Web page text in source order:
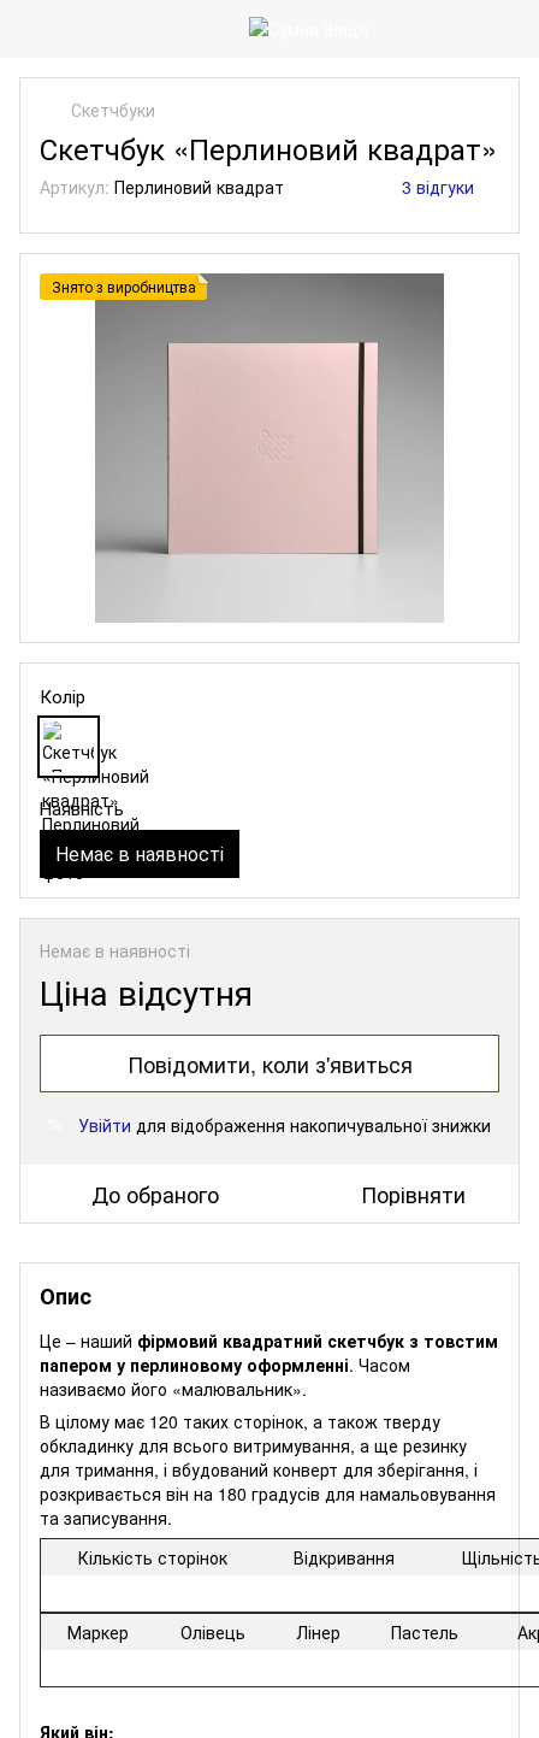
Скетчбуки
Скетчбук «Перлиновий квадрат»
Артикул: Перлиновий квадрат 3 відгуки
Знято з виробництва
Колір
Наявність
Немає в наявності
Немає в наявності
Ціна відсутня
Повідомити, коли з'явиться
Увійти для відображення накопичувальної знижки
До обраного Порівняти
Опис
Це – наший фірмовий квадратний скетчбук з товстим
папером у перлиновому оформленні. Часом
називаємо його «малювальник».
В цілому має 120 таких сторінок, а також тверду
обкладинку для всього витримування, а ще резинку
для тримання, і вбудований конверт для зберігання, і
розкривається він на 180 градусів для намальовування
та записування.
Кількість сторінок
Відкривання
Маркер Олівець Лінер Пастель
Який він: